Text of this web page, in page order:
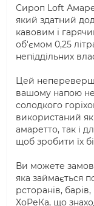
Сироп Loft
який здатний
кавовим і
об'ємом 0,25
непіддільних
Цей
вашому напою
солодкого
використаний
амаретто, так і
щоб зробити їх
Ви можете
яка займається
рсторанів,
ХоРеКа, що